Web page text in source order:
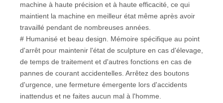
machine à haute précision et à haute efficacité, ce qui
maintient la machine en meilleur état même après avoir
travaillé pendant de nombreuses années.
# Humanisé et beau design. Mémoire spécifique au point
d'arrêt pour maintenir l'état de sculpture en cas d'élevage,
de temps de traitement et d'autres fonctions en cas de
pannes de courant accidentelles. Arrêtez des boutons
d'urgence, une fermeture émergente lors d'accidents
inattendus et ne faites aucun mal à l'homme.